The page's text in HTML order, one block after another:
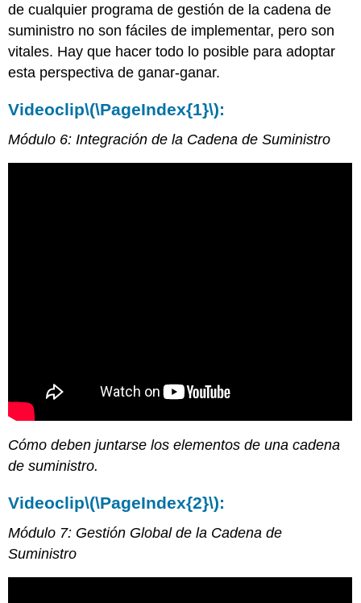
de cualquier programa de gestión de la cadena de
suministro no son fáciles de implementar, pero son
vitales. Hay que hacer todo lo posible para adoptar
esta perspectiva de ganar-ganar.
Videoclip\(\PageIndex{1}\):
Módulo 6: Integración de la Cadena de Suministro
Cómo deben juntarse los elementos de una cadena
de suministro.
Videoclip\(\PageIndex{2}\):
Módulo 7: Gestión Global de la Cadena de
Suministro